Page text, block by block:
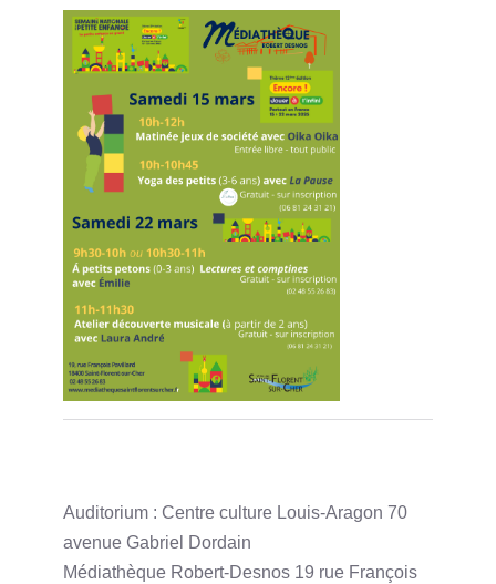
Auditorium : Centre culture Louis-Aragon 70
avenue Gabriel Dordain
Médiathèque Robert-Desnos 19 rue François